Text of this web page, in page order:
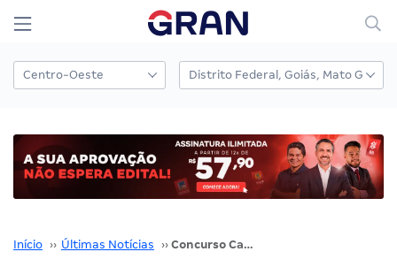
Início ›› Últimas Notícias ›› Concurso Campo Alegre SC: iniciais de até R$ 12 mil; saiba mais